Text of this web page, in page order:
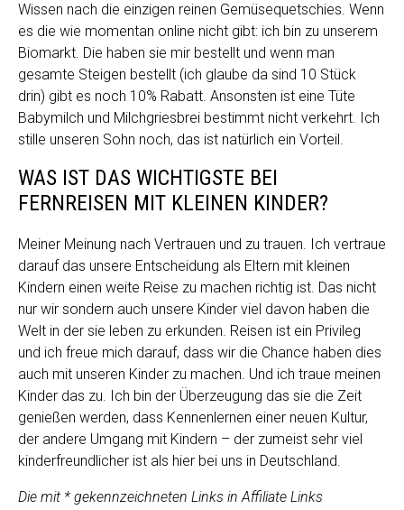
Wissen nach die einzigen reinen Gemüsequetschies. Wenn
es die wie momentan online nicht gibt: ich bin zu unserem
Biomarkt. Die haben sie mir bestellt und wenn man
gesamte Steigen bestellt (ich glaube da sind 10 Stück
drin) gibt es noch 10% Rabatt. Ansonsten ist eine Tüte
Babymilch und Milchgriesbrei bestimmt nicht verkehrt. Ich
stille unseren Sohn noch, das ist natürlich ein Vorteil.
WAS IST DAS WICHTIGSTE BEI
FERNREISEN MIT KLEINEN KINDER?
Meiner Meinung nach Vertrauen und zu trauen. Ich vertraue
darauf das unsere Entscheidung als Eltern mit kleinen
Kindern einen weite Reise zu machen richtig ist. Das nicht
nur wir sondern auch unsere Kinder viel davon haben die
Welt in der sie leben zu erkunden. Reisen ist ein Privileg
und ich freue mich darauf, dass wir die Chance haben dies
auch mit unseren Kinder zu machen. Und ich traue meinen
Kinder das zu. Ich bin der Überzeugung das sie die Zeit
genießen werden, dass Kennenlernen einer neuen Kultur,
der andere Umgang mit Kindern – der zumeist sehr viel
kinderfreundlicher ist als hier bei uns in Deutschland.
Die mit * gekennzeichneten Links in Affiliate Links